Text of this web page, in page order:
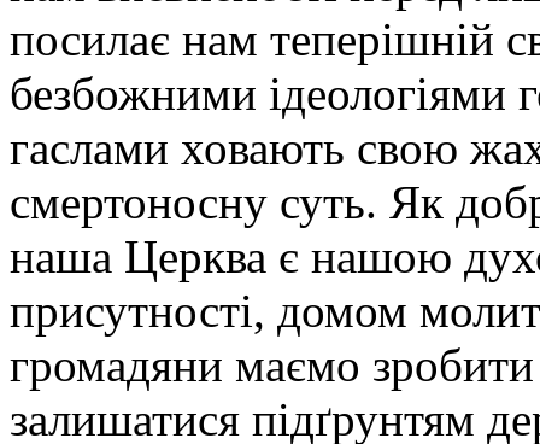
посилає нам теперішній
безбожними ідеологіями
гаслами ховають свою
смертоносну суть. Як
наша Церква є нашою
присутності, домом
громадяни маємо
залишатися підґрунтям